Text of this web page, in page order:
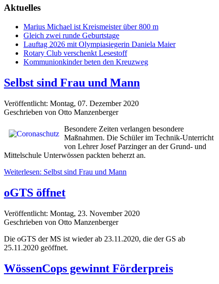
Aktuelles
Marius Michael ist Kreismeister über 800 m
Gleich zwei runde Geburtstage
Lauftag 2026 mit Olympiasiegerin Daniela Maier
Rotary Club verschenkt Lesestoff
Kommunionkinder beten den Kreuzweg
Selbst sind Frau und Mann
Veröffentlicht: Montag, 07. Dezember 2020
Geschrieben von Otto Manzenberger
Besondere Zeiten verlangen besondere
Maßnahmen. Die Schüler im Technik-Unterricht
von Lehrer Josef Parzinger an der Grund- und
Mittelschule Unterwössen packten beherzt an.
Weiterlesen: Selbst sind Frau und Mann
oGTS öffnet
Veröffentlicht: Montag, 23. November 2020
Geschrieben von Otto Manzenberger
Die oGTS der MS ist wieder ab 23.11.2020, die der GS ab
25.11.2020 geöffnet.
WössenCops gewinnt Förderpreis